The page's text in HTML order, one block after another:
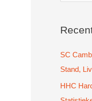
k
a
a
r
SC
Stand,
HHC